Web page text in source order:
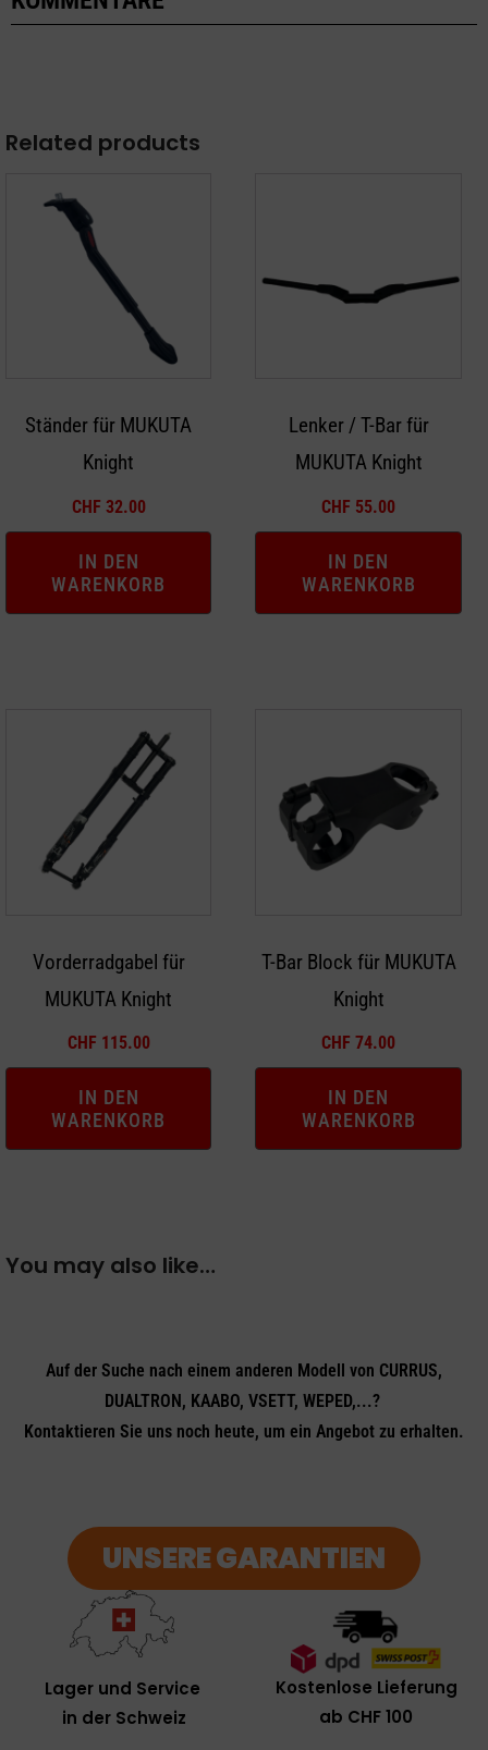
Related products
Ständer für MUKUTA
Knight
CHF 32.00
IN DEN
WARENKORB
Lenker / T-Bar für
MUKUTA Knight
CHF 55.00
IN DEN
WARENKORB
Vorderradgabel für
MUKUTA Knight
CHF 115.00
IN DEN
WARENKORB
T-Bar Block für MUKUTA
Knight
CHF 74.00
IN DEN
WARENKORB
You may also like…
Auf der Suche nach einem anderen Modell von CURRUS,
DUALTRON, KAABO, VSETT, WEPED,...?
Kontaktieren Sie uns noch heute, um ein Angebot zu erhalten.
UNSERE GARANTIEN
Lager und Service
in der Schweiz
Kostenlose Lieferung
ab CHF 100